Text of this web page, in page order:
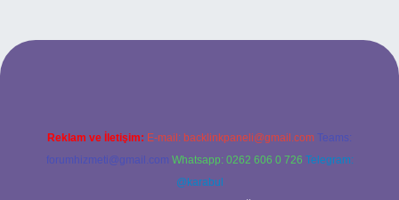
Reklam ve İletişim: E-mail: backlinkpaneli@gmail.com Teams:
forumhizmeti@gmail.com Whatsapp: 0262 606 0 726 Telegram:
@karabul